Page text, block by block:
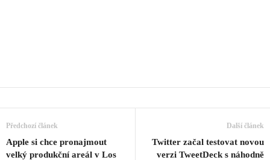
Předchozí článek
Apple si chce pronajmout
velký produkční areál v Los
Další článek
Twitter začal testovat novou
verzi TweetDeck s náhodně